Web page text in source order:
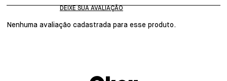
Nenhuma avaliação cadastrada para esse produto.